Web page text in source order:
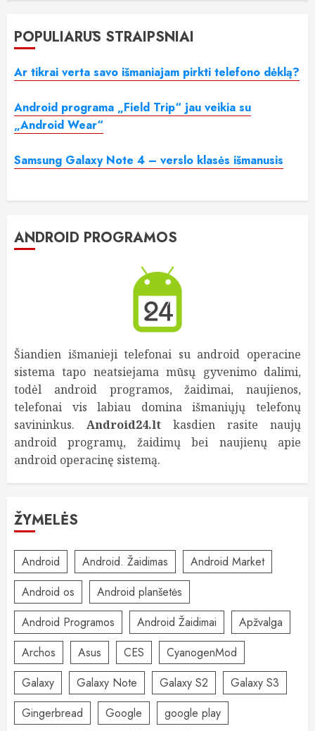
POPULIARŪS STRAIPSNIAI
Ar tikrai verta savo išmaniajam pirkti telefono dėklą?
Android programa „Field Trip“ jau veikia su
„Android Wear“
Samsung Galaxy Note 4 – verslo klasės išmanusis
ANDROID PROGRAMOS
Šiandien išmanieji telefonai su android operacine
sistema tapo neatsiejama mūsų gyvenimo dalimi,
todėl android programos, žaidimai, naujienos,
telefonai vis labiau domina išmaniųjų telefonų
savininkus. Android24.lt kasdien rasite naujų
android programų, žaidimų bei naujienų apie
android operacinę sistemą.
ŽYMELĖS
Android Android. Žaidimas
Android Market
Android os
Android planšetės
Android Programos
Android Žaidimai
Apžvalga
Archos
Asus CES
CyanogenMod
Galaxy
Galaxy Note Galaxy S2
Galaxy S3
Gingerbread
Google
google play